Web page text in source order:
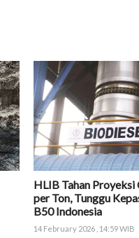
HLIB Tahan
per Ton, Tunggu
B50 Indonesia
14 February 2026 , 14:59 WIB